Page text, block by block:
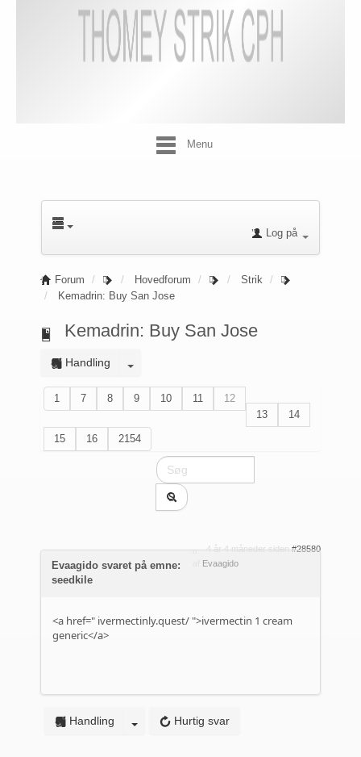
Menu
Log på
Forum Hovedforum
Strik
Kemadrin: Buy San Jose
Kemadrin: Buy San Jose
Handling
1 7 8 9 10 11
12
13
14
15
16 2154
4 år 4 måneder siden #28580
Evaagido
Evaagido svaret på emne:
seedkile
<a href=" ivermectinly.quest/ ">ivermectin 1 cream
generic</a>
Hurtig svar
Handling